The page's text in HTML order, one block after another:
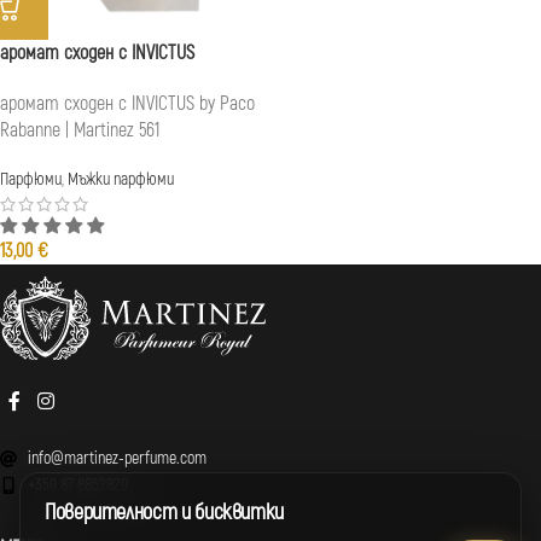
аромат сходен с INVICTUS
аромат сходен с INVICTUS by Paco
Rabanne | Martinez 561
Парфюми, Мъжки парфюми
13,00 €
info@martinez-perfume.com
Поверителност и бисквитки